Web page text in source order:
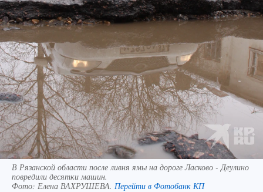
В Рязанской области после ливня ямы на дороге Ласково - Деулино
повредили десятки машин.
Фото: Елена ВАХРУШЕВА. Перейти в Фотобанк КП